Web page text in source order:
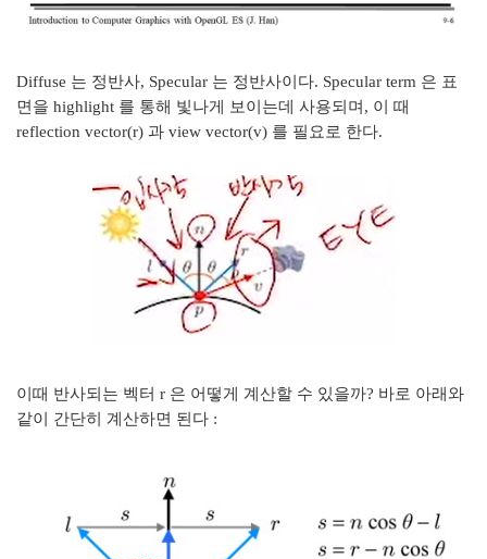
Diffuse 는 정반사, Specular 는 정반사이다. Specular term 은 표
면을 highlight 를 통해 빛나게 보이는데 사용되며, 이 때
reflection vector(r) 과 view vector(v) 를 필요로 한다.
이때 반사되는 벡터 r 은 어떻게 계산할 수 있을까? 바로 아래와
같이 간단히 계산하면 된다 :